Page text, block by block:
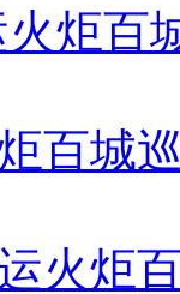
炬百
百城
火炬